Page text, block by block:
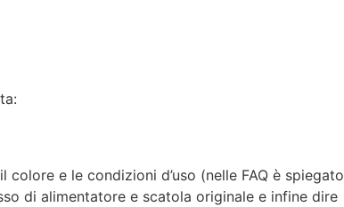
e le condizioni d’uso (nelle FAQ è spiegato
di alimentatore e scatola originale e infine dire